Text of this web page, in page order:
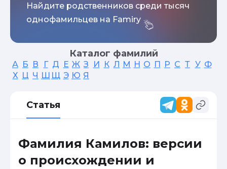
Найдите родственников среди тысяч
однофамильцев на Famiry
Каталог фамилий
А Б В Г Д Е Ж З И К Л М Н О П Р С Т У Ф
Х Ц Ч Ш Щ Э Ю Я
Статья
Фамилия Камилов: версии
о происхождении и